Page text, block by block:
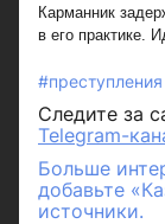
Карманник
в его практике.
#преступления
Следите за
Telegram-
Больше
добавьте
источники.